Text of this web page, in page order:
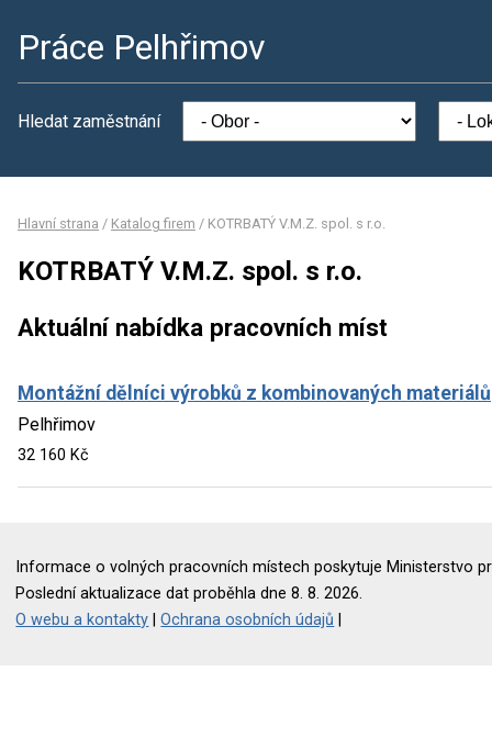
Práce Pelhřimov
Hledat zaměstnání
Hlavní strana / Katalog firem / KOTRBATÝ V.M.Z. spol. s r.o.
KOTRBATÝ V.M.Z. spol. s r.o.
Aktuální nabídka pracovních míst
Montážní dělníci výrobků z kombinovaných materiálů
Pelhřimov
32 160 Kč
Informace o volných pracovních místech poskytuje Ministerstvo
Poslední aktualizace dat proběhla dne 8. 8. 2026.
O webu a kontakty |Ochrana osobních údajů